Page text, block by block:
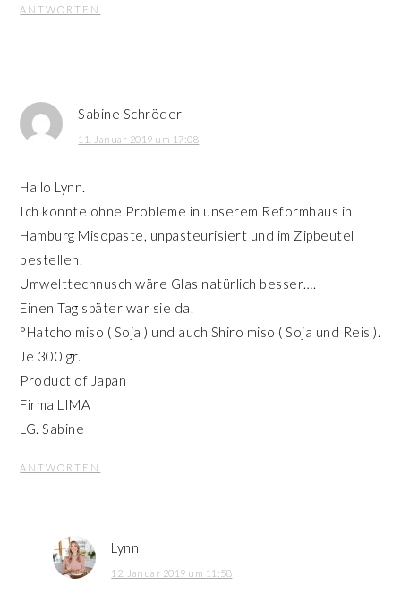
ANTWORTEN
Sabine Schröder
11. Januar 2019 um 17:08
Hallo Lynn.
Ich konnte ohne Probleme in unserem Reformhaus in
Hamburg Misopaste, unpasteurisiert und im Zipbeutel
bestellen.
Umwelttechnusch wäre Glas natürlich besser….
Einen Tag später war sie da.
°Hatcho miso ( Soja ) und auch Shiro miso ( Soja und Reis ).
Je 300 gr.
Product of Japan
Firma LIMA
LG. Sabine
ANTWORTEN
Lynn
12. Januar 2019 um 11:58